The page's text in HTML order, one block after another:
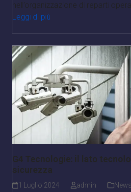
nell’organizzazione di reparti
Leggi di più
G4 Tecnologie: il lato
sicurezza
1 Luglio 2024 admin